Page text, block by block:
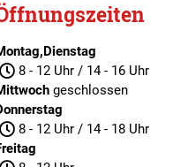
8 - 12 Uhr / 14 - 16 Uhr
geschlossen
8 - 12 Uhr / 14 - 18 Uhr